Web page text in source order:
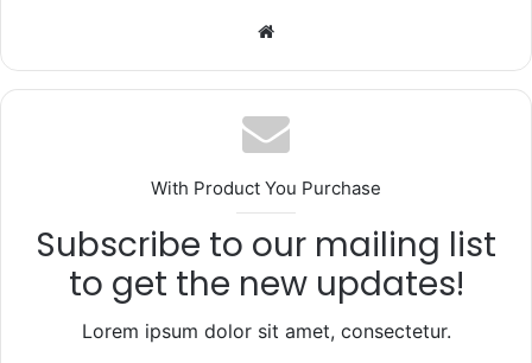
With Product You Purchase
Subscribe to our mailing list
to get the new updates!
Lorem ipsum dolor sit amet, consectetur.